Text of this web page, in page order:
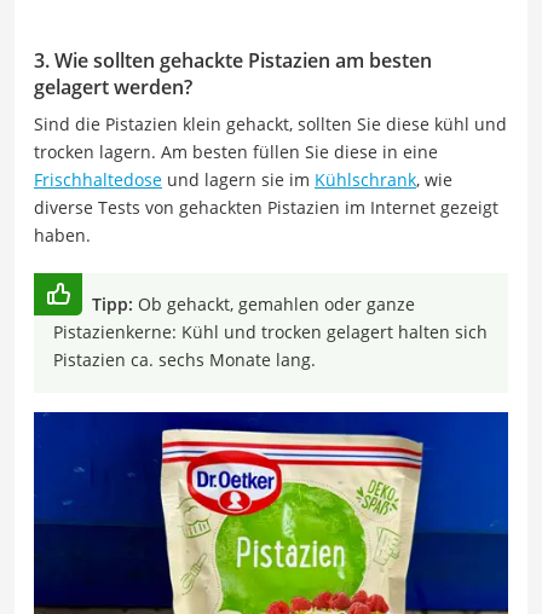
3. Wie sollten gehackte Pistazien am besten
gelagert werden?
Sind die Pistazien klein gehackt, sollten Sie diese kühl und
trocken lagern. Am besten füllen Sie diese in eine
Frischhaltedose und lagern sie im Kühlschrank, wie
diverse Tests von gehackten Pistazien im Internet gezeigt
haben.
Tipp: Ob gehackt, gemahlen oder ganze
Pistazienkerne: Kühl und trocken gelagert halten sich
Pistazien ca. sechs Monate lang.